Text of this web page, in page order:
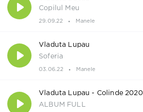
Copilul Meu
29.09.22 Manele
Vladuta Lupau
Soferia
03.06.22 Manele
Vladuta Lupau - Colinde 2020
ALBUM FULL